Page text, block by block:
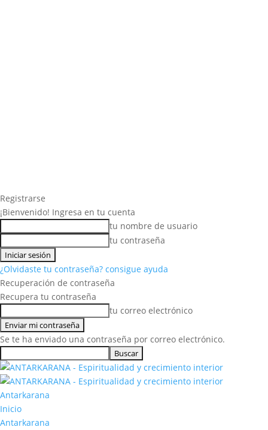
Registrarse
¡Bienvenido! Ingresa en tu cuenta
tu nombre de usuario
tu contraseña
¿Olvidaste tu contraseña? consigue ayuda
Recuperación de contraseña
Recupera tu contraseña
tu correo electrónico
Se te ha enviado una contraseña por correo electrónico.
Antarkarana
Inicio
Antarkarana